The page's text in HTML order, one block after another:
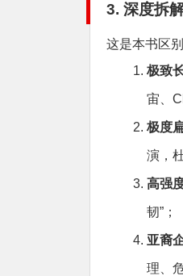
3. 深度拆
这是本书区
极致
宙、
极度
演，
高强
韧”；
亚裔
理、